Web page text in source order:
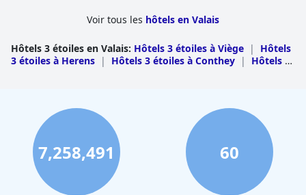
En résumé, offre une expérience à la hauteur de son classement
convenablement confortables. Malgré cela, les avis sont
partagés quant à savoir s'il répond réellement aux normes trois
Voir tous les hôtels en Valais
Hôtels 3 étoiles en Valais: Hôtels 3 étoiles à Viège |
Hôtels
3 étoiles à Herens | Hôtels 3 étoiles à Conthey |
Hôtels 3
étoiles à Leuk | Hôtels 3 étoiles à Sion
Hôtels 3 étoiles à
| Hôtels 3 étoiles à Saint Maurice
Hôtels 3 étoiles
à West Raron
7,258,491 60